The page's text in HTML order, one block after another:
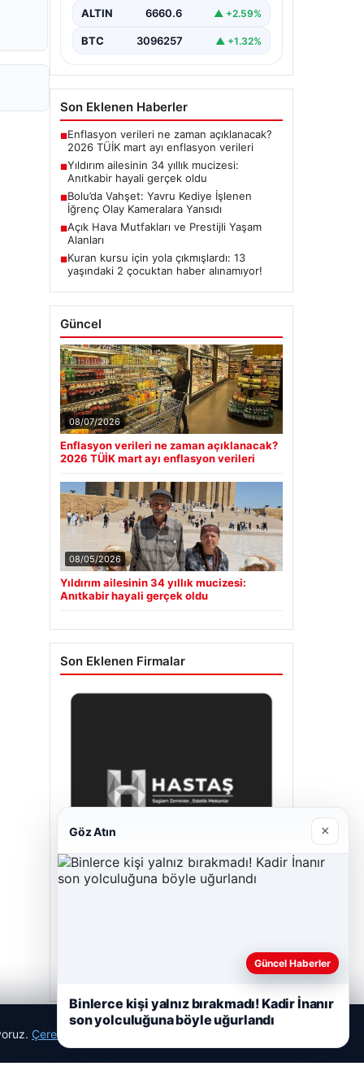
ALTIN 6660.6 ▲ +2.59%
BTC 3096257 ▲ +1.32%
Son Eklenen Haberler
■Enflasyon verileri ne zaman açıklanacak?
2026 TÜİK mart ayı enflasyon verileri
■Yıldırım ailesinin 34 yıllık mucizesi:
Anıtkabir hayali gerçek oldu
■Bolu’da Vahşet: Yavru Kediye İşlenen
İğrenç Olay Kameralara Yansıdı
■Açık Hava Mutfakları ve Prestijli Yaşam
Alanları
■Kuran kursu için yola çıkmışlardı: 13
yaşındaki 2 çocuktan haber alınamıyor!
Güncel
08/07/2026
Enflasyon verileri ne zaman açıklanacak?
2026 TÜİK mart ayı enflasyon verileri
08/05/2026
Yıldırım ailesinin 34 yıllık mucizesi:
Anıtkabir hayali gerçek oldu
Son Eklenen Firmalar
Çerez Politikamız
Göz Atın ×
Güncel Haberler
Binlerce kişi yalnız bırakmadı! Kadir İnanır
son yolculuğuna böyle uğurlandı